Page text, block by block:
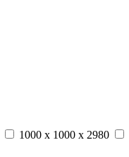
1000 x 1000 x 2980